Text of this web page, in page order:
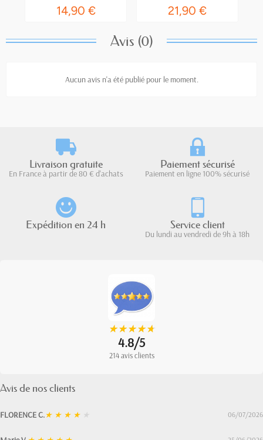
14,90 € 21,90 €
Avis (0)
Aucun avis n'a été publié pour le moment.
Livraison gratuite
En France à partir de 80 € d'achats
Paiement sécurisé
Paiement en ligne 100% sécurisé
Expédition en 24 h Service client
Du lundi au vendredi de 9h à 18h
★
★★
★★
★★
★★
★
4.8/5
214 avis clients
Avis de nos clients
FLORENCE C.★ ★ ★ ★ ★ 06/07/2026